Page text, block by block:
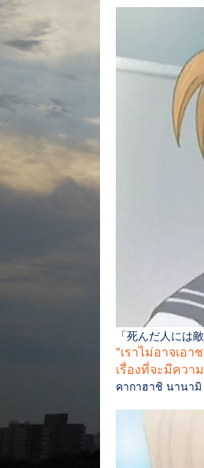
「死んだ人には
"เราไม่อาจเอ
เรื่องที่จะมีควา
คากาฮาชิ นานามิ